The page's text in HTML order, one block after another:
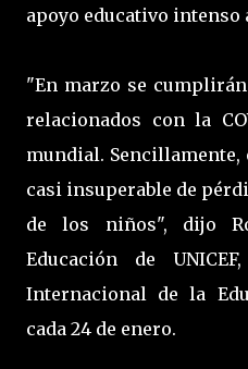
apoyo educativo intenso
"En marzo se
relacionados con la
mundial. Sencillamente,
casi insuperable de
de los niños", dijo
Educación de
Internacional de la
cada 24 de enero.